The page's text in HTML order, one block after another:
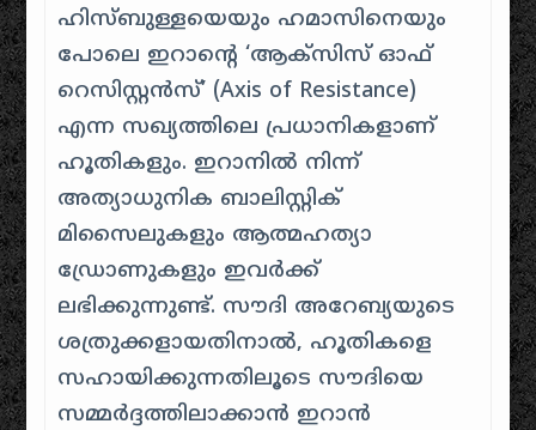
ഹിസ്ബുള്ളയെയും ഹമാസിനെയും
പോലെ ഇറാന്റെ ‘ആക്സിസ് ഓഫ്
റെസിസ്റ്റൻസ്’ (Axis of Resistance)
എന്ന സഖ്യത്തിലെ പ്രധാനികളാണ്
ഹൂതികളും. ഇറാനിൽ നിന്ന്
അത്യാധുനിക ബാലിസ്റ്റിക്
മിസൈലുകളും ആത്മഹത്യാ
ഡ്രോണുകളും ഇവർക്ക്
ലഭിക്കുന്നുണ്ട്. സൗദി അറേബ്യയുടെ
ശത്രുക്കളായതിനാൽ, ഹൂതികളെ
സഹായിക്കുന്നതിലൂടെ സൗദിയെ
സമ്മർദ്ദത്തിലാക്കാൻ ഇറാൻ